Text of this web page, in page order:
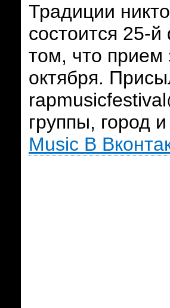
Традиции
состоится 25-
том, что прием
октября.
группы, город
Music В